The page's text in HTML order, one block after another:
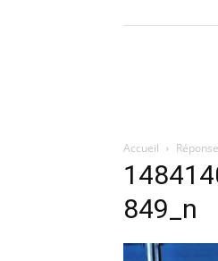
Accueil
849_n